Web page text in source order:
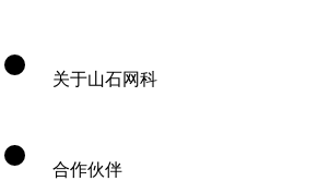
关于山石网科
合作伙伴